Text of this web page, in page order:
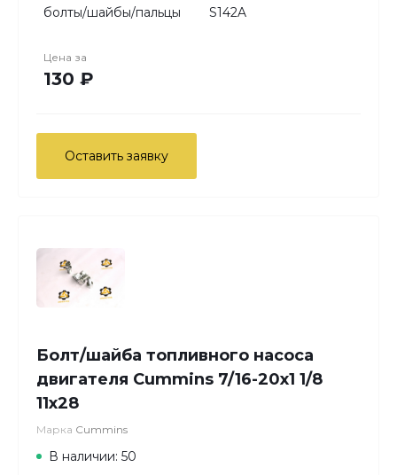
болты/шайбы/пальцы S142A
Цена за
130 ₽
Оставить заявку
Болт/шайба топливного насоса
двигателя Cummins 7/16-20х1 1/8
11х28
Марка Cummins
В наличии: 50